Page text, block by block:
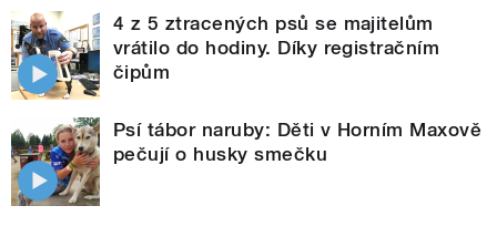
4 z 5 ztracených psů se majitelům
vrátilo do hodiny. Díky registračním
čipům
Psí tábor naruby: Děti v Horním Maxově
pečují o husky smečku